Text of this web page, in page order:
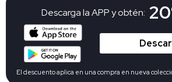
Descarga la APP y obtén:
El descuento aplica en una compra en nueva